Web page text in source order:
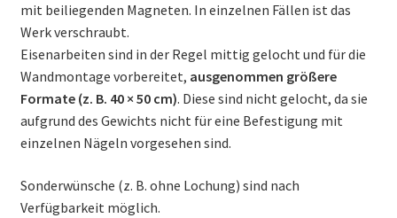
mit beiliegenden Magneten. In einzelnen Fällen ist das
Werk verschraubt.
Eisenarbeiten sind in der Regel mittig gelocht und für die
Wandmontage vorbereitet, ausgenommen größere
Formate (z. B. 40 × 50 cm). Diese sind nicht gelocht, da sie
aufgrund des Gewichts nicht für eine Befestigung mit
einzelnen Nägeln vorgesehen sind.
Sonderwünsche (z. B. ohne Lochung) sind nach
Verfügbarkeit möglich.